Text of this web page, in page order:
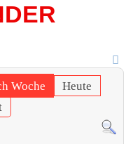
Woche
Heute